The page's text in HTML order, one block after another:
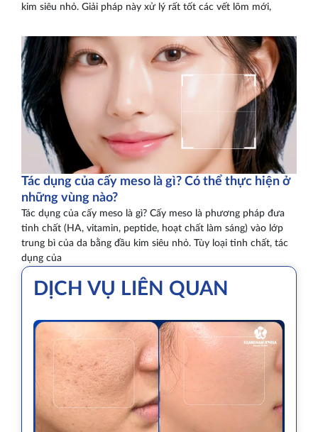
kim siêu nhỏ. Giải pháp này xử lý rất tốt các vết lõm mới,
Tác dụng của cấy meso là gì? Có thể thực hiện ở
những vùng nào?
Tác dụng của cấy meso là gì? Cấy meso là phương pháp đưa
tinh chất (HA, vitamin, peptide, hoạt chất làm sáng) vào lớp
trung bì của da bằng đầu kim siêu nhỏ. Tùy loại tinh chất, tác
dụng của
DỊCH VỤ LIÊN QUAN